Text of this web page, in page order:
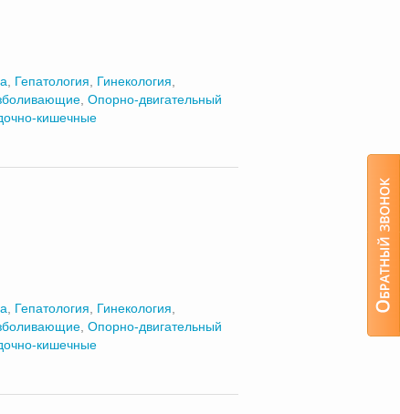
Гепатология Гинекология
Опорно-двигательный
кишечные
Гепатология Гинекология
Опорно-двигательный
кишечные